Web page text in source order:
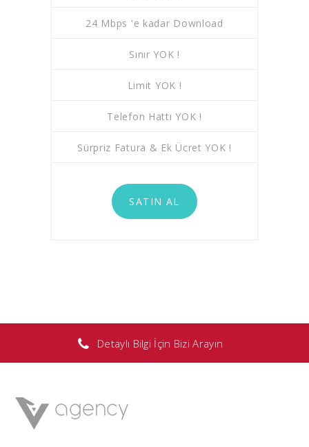
24 Mbps 'e kadar Download
Sınır YOK !
Limit YOK !
Telefon Hattı YOK !
Sürpriz Fatura & Ek Ücret YOK !
SATIN AL
Detaylı Bilgi İçin Bizi Arayın